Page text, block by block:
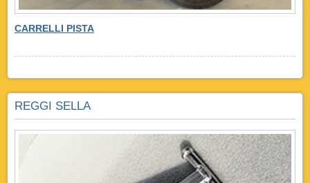
CARRELLI PISTA
REGGI SELLA